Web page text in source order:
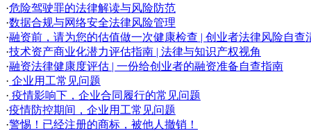
·危险驾驶罪的法律解读与风险防范
·数据合规与网络安全法律风险管理
·融资前，请为您的估值做一次健康检查 | 创业者法律风险自查
·技术资产商业化潜力评估指南 | 法律与知识产权视角
·融资法律健康度评估 | 一份给创业者的融资准备自查指南
· 企业用工常见问题
· 疫情影响下，企业合同履行的常见问题
·疫情防控期间，企业用工常见问题
·警惕！已经注册的商标，被他人撤销！